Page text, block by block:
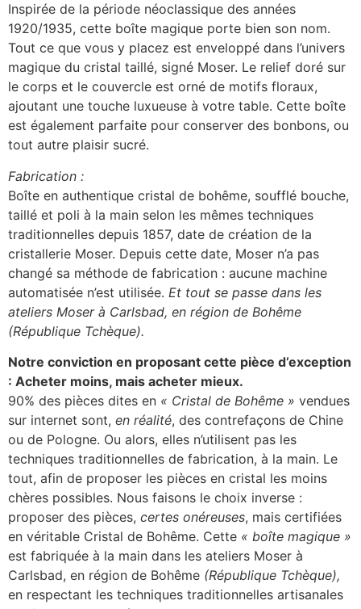
Inspirée de la période néoclassique des années
1920/1935, cette boîte magique porte bien son nom.
Tout ce que vous y placez est enveloppé dans l’univers
magique du cristal taillé, signé Moser. Le relief doré sur
le corps et le couvercle est orné de motifs floraux,
ajoutant une touche luxueuse à votre table. Cette boîte
est également parfaite pour conserver des bonbons, ou
tout autre plaisir sucré.
Fabrication :
Boîte en authentique cristal de bohême, soufflé bouche,
taillé et poli à la main selon les mêmes techniques
traditionnelles depuis 1857, date de création de la
cristallerie Moser. Depuis cette date, Moser n’a pas
changé sa méthode de fabrication : aucune machine
automatisée n’est utilisée. Et tout se passe dans les
ateliers Moser à Carlsbad, en région de Bohême
(République Tchèque).
Notre conviction en proposant cette pièce d’exception
: Acheter moins, mais acheter mieux.
90% des pièces dites en « Cristal de Bohême » vendues
sur internet sont, en réalité, des contrefaçons de Chine
ou de Pologne. Ou alors, elles n’utilisent pas les
techniques traditionnelles de fabrication, à la main. Le
tout, afin de proposer les pièces en cristal les moins
chères possibles. Nous faisons le choix inverse :
proposer des pièces, certes onéreuses, mais certifiées
en véritable Cristal de Bohême. Cette « boîte magique »
est fabriquée à la main dans les ateliers Moser à
Carlsbad, en région de Bohême (République Tchèque),
en respectant les techniques traditionnelles artisanales